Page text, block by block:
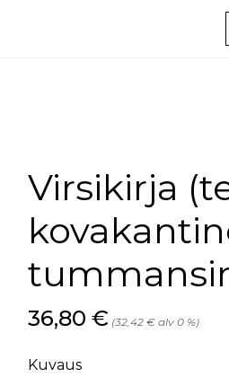
Virsikirja
Hinta nyt
36,80 € (32,42 € alv 0 %)
Kuvaus